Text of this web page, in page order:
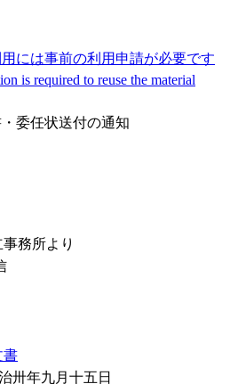
には事前の利用申請が必要です
is required to reuse the material
委任状送付の通知
務所より
書
卅年九月十五日